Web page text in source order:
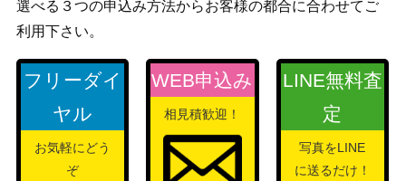
ボルケニオンEX（SR）
【XY11 055/054】
XY・XY BREAK
シャンデラVMAX（HR）
ソード＆シールド
（フュージョンアー
ツ）
200
ミュウVMAX (UR) 【S8b
280/184】
ソード＆シールド
（VMAXクライマック
1,800
選べる３つの申込み方法からお客様の都合に合わせてご
利用下さい。
フリーダイ
ヤル
お気軽にどう
ぞ
WEB申込み
相見積歓迎！
LINE無料査
定
写真をLINE
に送るだけ！